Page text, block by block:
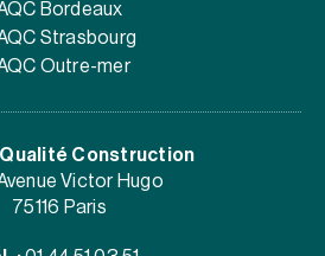
Bordeaux
Strasbourg
Outre-mer
Construction
Victor Hugo
75116 Paris